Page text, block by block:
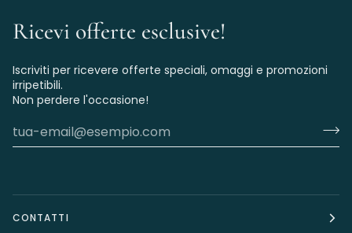
Ricevi offerte esclusive!
Iscriviti per ricevere offerte speciali, omaggi e promozioni
irripetibili.
Non perdere l'occasione!
CONTATTI